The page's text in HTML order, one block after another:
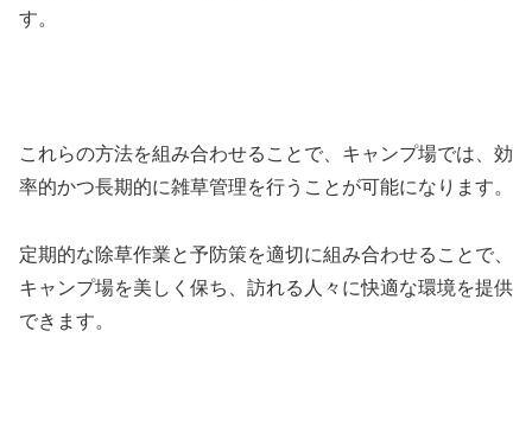
す。
これらの方法を組み合わせることで、キャンプ場では、効
率的かつ長期的に雑草管理を行うことが可能になります。
定期的な除草作業と予防策を適切に組み合わせることで、
キャンプ場を美しく保ち、訪れる人々に快適な環境を提供
できます。